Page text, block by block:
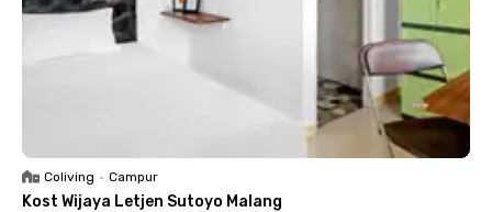
Coliving • Campur
Kost Wijaya Letjen Sutoyo Malang